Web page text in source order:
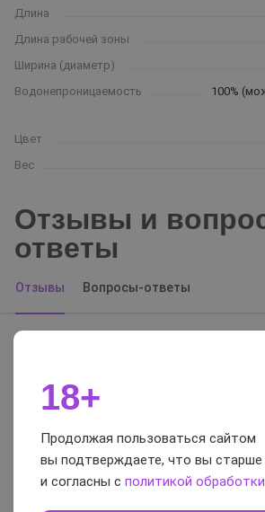
Длина
Длина рабочей зоны
Ширина (диаметр)
Водонепроницаемость
100%
Цвет
Вес
Отзывы и
ответы
Отзывы Вопросы-ответы
Достоинства:
Очень приятный внешний вид и дизайн,
не боится использования под водой.
18+
Продолжая пользоваться сайтом
вы подтверждаете, что вы старше
и согласны с политикой